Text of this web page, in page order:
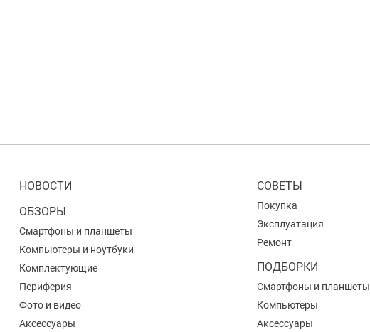
НОВОСТИ
ОБЗОРЫ
Смартфоны и планшеты
Компьютеры и ноутбуки
Комплектующие
Периферия
Фото и видео
Аксессуары
СОВЕТЫ
Покупка
Эксплуатация
Ремонт
ПОДБОРКИ
Смартфоны и планшеты
Компьютеры
Аксессуары